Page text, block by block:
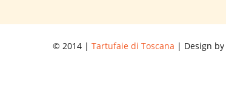
© 2014 | Tartufaie di Toscana | Design by